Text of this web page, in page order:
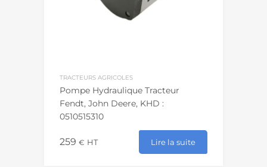
TRACTEURS AGRICOLES
Pompe Hydraulique Tracteur
Fendt, John Deere, KHD :
0510515310
259 € HT Lire la suite